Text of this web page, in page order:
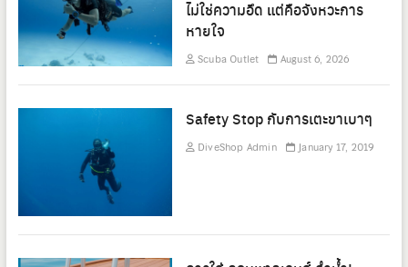
ไม่ใช่ความอึด แต่คือจังหวะการ
หายใจ
Scuba Outlet August 6, 2026
Safety Stop กับการเตะขาเบาๆ
DiveShop Admin January 17, 2019